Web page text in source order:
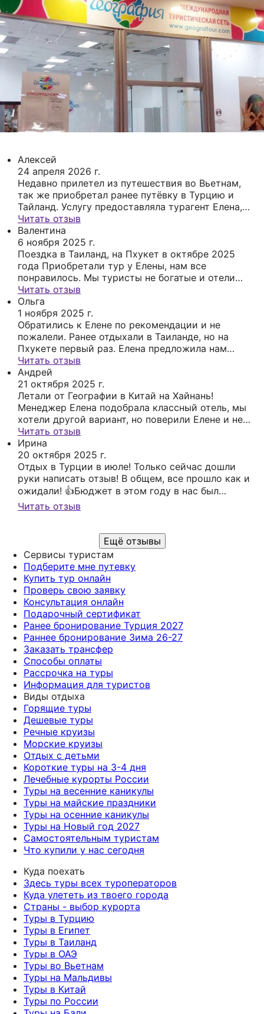
Алексей
24 апреля 2026 г.
Недавно прилетел из путешествия во Вьетнам,
так же приобретал ранее путёвку в Турцию и
Тайланд. Услугу предоставляла турагент Елена,
очень грамотный специалист который всегда на
связи. Компанию рекомендую.
Читать отзыв
Валентина
6 ноября 2025 г.
Поездка в Таиланд, на Пхукет в октябре 2025
года Приобретали тур у Елены, нам все
понравилось. Мы туристы не богатые и отели
выбираем категории 3-4 звезды. Понравилось,
что Елена действительно разбирается и
подобрала нам именно такой отель, как мы
хотели. Все рядом, магазины , массажные
салоны, кафе и даже обменник прям при выходе
из отеля. Отель название не помню) , на пляже
Карон. В общем нас все устроило, в следующий
раз обратимся именно к ней! Еще и на рейс нас
зарегистрировала!)
Читать отзыв
Ольга
1 ноября 2025 г.
Обратились к Елене по рекомендации и не
пожалели. Ранее отдыхали в Таиланде, но на
Пхукете первый раз. Елена предложила нам
несколько вариантов, выбрали отель на пляже
Ката. Отель классный, он как бы немного в
стороне и в то же время, буквально 5 минут и
куча кафешек. Бронировали отель заранее,
номер как на картинке, все соответствует, ни
каких сюрпризов. Еще очень понравилось то,
что мы подобрали и оформили тур онлайн.
Оплата также, все чеки и договор в электронном
виде, очень удобно, и экономит время. Мне все
понравилось, в следующий раз обратимся к ней,
рекомендую.
Читать отзыв
Андрей
21 октября 2025 г.
Летали от Географии в Китай на Хайнань!
Менеджер Елена подобрала классный отель, мы
хотели другой вариант, но поверили Елене и не
пожалели! Рекомендую, она действительно знает
о чем говорит!
Читать отзыв
Ирина
20 октября 2025 г.
Отдых в Турции в июле! Только сейчас дошли
руки написать отзыв! В общем, все прошло как и
ожидали! 👍Бюджет в этом году в нас был
ограничен, поэтому и отель был один из самых
сразу предупредила, где и какие минусы могут
быть. В общем мы остались довольны,
ассортимент блюд нас устроил , расстояние до
моря тоже и главное мы уложились в бюджет! В
общем отпуск удался! Спасибо ! Рекомендую,
девочки действительно знают что посоветовать!
Читать отзыв
Ещё отзывы
Сервисы туристам
Подберите мне путевку
Купить тур онлайн
Проверь свою заявку
Консультация онлайн
Подарочный сертификат
Ранее бронирование Турция 2027
Раннее бронирование Зима 26-27
Заказать трансфер
Способы оплаты
Рассрочка на туры
Информация для туристов
Виды отдыха
Горящие туры
Дешевые туры
Речные круизы
Морские круизы
Отдых с детьми
Короткие туры на 3-4 дня
Лечебные курорты России
Туры на весенние каникулы
Туры на майские праздники
Туры на осенние каникулы
Туры на Новый год 2027
Самостоятельным туристам
Что купили у нас сегодня
Куда поехать
Здесь туры всех туроператоров
Куда улететь из твоего города
Страны - выбор курорта
Туры в Турцию
Туры в Египет
Туры в Таиланд
Туры в ОАЭ
Туры во Вьетнам
Туры на Мальдивы
Туры в Китай
Туры по России